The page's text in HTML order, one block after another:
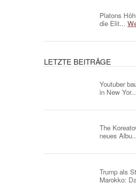
Platons
die Elit...
LETZTE BEITRÄGE
Youtuber
in New Yor...
The
neues
Trump als
Marokko: